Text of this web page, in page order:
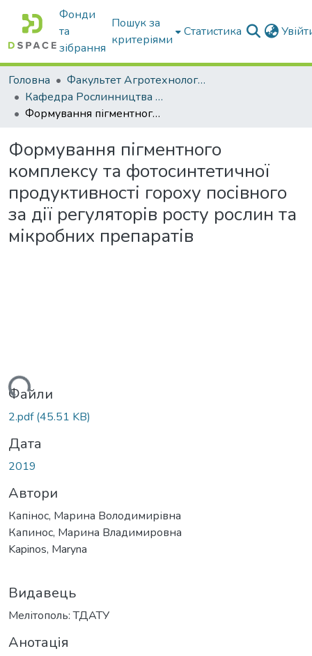
Фонди
та
зібрання
Пошук за
критеріями
Статистика
Головна
Факультет Агротехнологій та екології
Кафедра Рослинництва та садівництва ім. професора В.В. Калитки
Формування пігментного комплексу та фотосинтетичної продуктивності гороху посівного за дії регуляторів росту рослин та мікробних препаратів
Формування пігментного
комплексу та фотосинтетичної
продуктивності гороху посівного
за дії регуляторів росту рослин та
мікробних препаратів
Файли
2.pdf(45.51 KB)
Дата
2019
Автори
Капінос, Марина Володимирівна
Капинос, Марина Владимировна
Kapinos, Maryna
Видавець
Мелітополь: ТДАТУ
Анотація